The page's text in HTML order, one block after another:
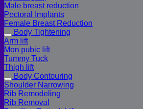
Male breast reduction
Pectoral Implants
Female Breast Reduction
Body Tightening
Arm lift
Mon pubic lift
Tummy Tuck
Thigh lift
Body Contouring
Shoulder Narrowing
Rib Remodeling
Rib Removal